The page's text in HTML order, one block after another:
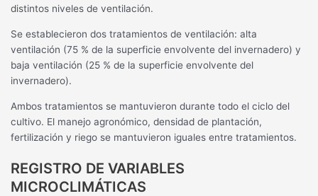
distintos niveles de ventilación.
Se establecieron dos tratamientos de ventilación: alta
ventilación (75 % de la superficie envolvente del invernadero) y
baja ventilación (25 % de la superficie envolvente del
invernadero).
Ambos tratamientos se mantuvieron durante todo el ciclo del
cultivo. El manejo agronómico, densidad de plantación,
fertilización y riego se mantuvieron iguales entre tratamientos.
REGISTRO DE VARIABLES
MICROCLIMÁTICAS